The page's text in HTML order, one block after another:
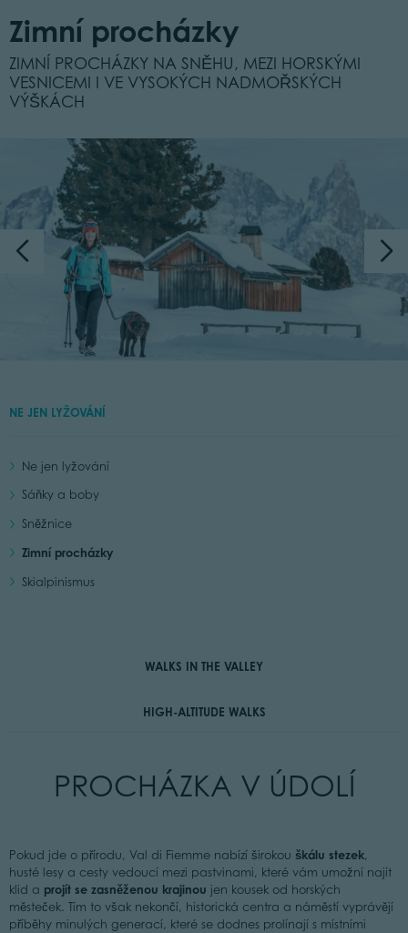
Zimní procházky
ZIMNÍ PROCHÁZKY NA SNĚHU, MEZI HORSKÝMI
VESNICEMI I VE VYSOKÝCH NADMOŘSKÝCH
VÝŠKÁCH
NE JEN LYŽOVÁNÍ
Ne jen lyžování
Sáňky a boby
Sněžnice
Zimní procházky
Skialpinismus
WALKS IN THE VALLEY
HIGH-ALTITUDE WALKS
PROCHÁZKA V ÚDOLÍ
Pokud jde o přírodu, Val di Fiemme nabízí širokou škálu stezek,
husté lesy a cesty vedoucí mezi pastvinami, které vám umožní najít
klid a projít se zasněženou krajinou jen kousek od horských
městeček. Tím to však nekončí, historická centra a náměstí vyprávějí
příběhy minulých generací, které se dodnes prolínají s místními